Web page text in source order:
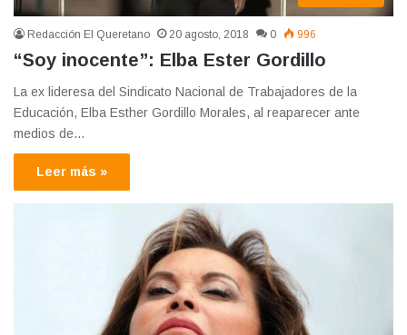
Redacción El Queretano 20 agosto, 2018 0 996
“Soy inocente”: Elba Ester Gordillo
La ex lideresa del Sindicato Nacional de Trabajadores de la
Educación, Elba Esther Gordillo Morales, al reaparecer ante
medios de…
Leer más »